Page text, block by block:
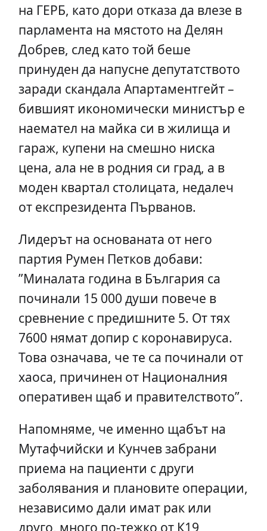
на ГЕРБ, като дори отказа да влезе в
парламента на мястото на Делян
Добрев, след като той беше
принуден да напусне депутатството
заради скандала Апартаментгейт –
бившият икономически министър е
наемател на майка си в жилища и
гараж, купени на смешно ниска
цена, ала не в родния си град, а в
моден квартал столицата, недалеч
от експрезидента Първанов.
Лидерът на основаната от него
партия Румен Петков добави:
”Миналата година в България са
починали 15 000 души повече в
сревнение с предишните 5. От тях
7600 нямат допир с коронавируса.
Това означава, че те са починали от
хаоса, причинен от Националния
оперативен щаб и правителството”.
Напомняме, че именно щабът на
Мутафчийски и Кунчев забрани
приема на пациенти с други
заболявания и плановите операции,
независимо дали имат рак или
друго, много по-тежко от К19